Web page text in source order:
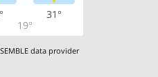
19°
31°
data provider